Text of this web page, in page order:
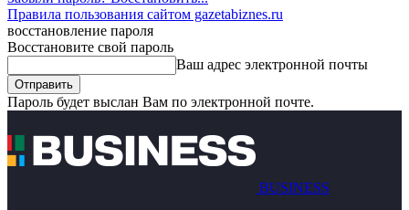
Правила пользования сайтом gazetabiznes.ru
восстановление пароля
Восстановите свой пароль
Ваш адрес электронной почты
Пароль будет выслан Вам по электронной почте.
BUSINESS